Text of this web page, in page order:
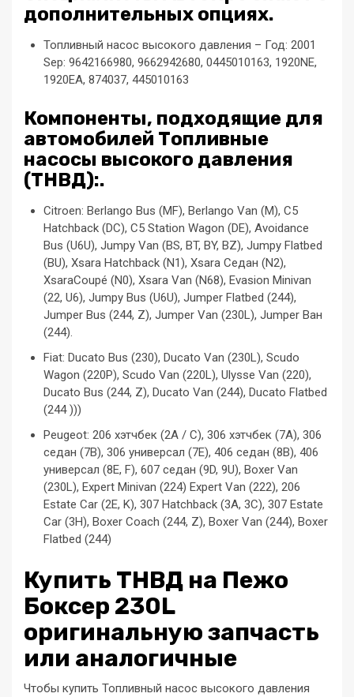
дополнительных опциях.
Топливный насос высокого давления – Год: 2001
Sep: 9642166980, 9662942680, 0445010163, 1920NE,
1920EA, 874037, 445010163
Компоненты, подходящие для
автомобилей Топливные
насосы высокого давления
(ТНВД):.
Citroen: Berlango Bus (MF), Berlango Van (M), C5
Hatchback (DC), C5 Station Wagon (DE), Avoidance
Bus (U6U), Jumpy Van (BS, BT, BY, BZ), Jumpy Flatbed
(BU), Xsara Hatchback (N1), Xsara Седан (N2),
XsaraCoupé (N0), Xsara Van (N68), Evasion Minivan
(22, U6), Jumpy Bus (U6U), Jumper Flatbed (244),
Jumper Bus (244, Z), Jumper Van (230L), Jumper Ван
(244).
Fiat: Ducato Bus (230), Ducato Van (230L), Scudo
Wagon (220P), Scudo Van (220L), Ulysse Van (220),
Ducato Bus (244, Z), Ducato Van (244), Ducato Flatbed
(244 )))
Peugeot: 206 хэтчбек (2A / C), 306 хэтчбек (7A), 306
седан (7B), 306 универсал (7E), 406 седан (8B), 406
универсал (8E, F), 607 седан (9D, 9U), Boxer Van
(230L), Expert Minivan (224) Expert Van (222), 206
Estate Car (2E, K), 307 Hatchback (3A, 3C), 307 Estate
Car (3H), Boxer Coach (244, Z), Boxer Van (244), Boxer
Flatbed (244)
Купить ТНВД на Пежо
Боксер 230L
оригинальную запчасть
или аналогичные
Чтобы купить Топливный насос высокого давления